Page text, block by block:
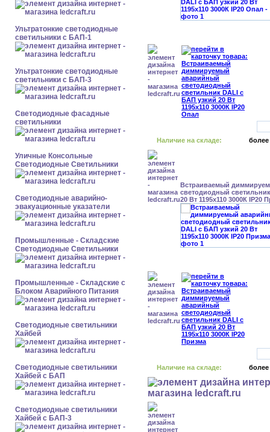
Ультратонкие светодиодные
светильники с БАП-1
Ультратонкие светодиодные
светильники с БАП-3
Светодиодные фасадные
светильники
Уличные Консольные
Светодиодные Светильники
Светодиодные аварийно-
эвакуационные указатели
Промышленные - Складские
Светодиодные Светильники
Промышленные - Складские с
Блоком Аварийного Питания
Светодиодные светильники
Хайбей
Светодиодные светильники
Хайбей с БАП
Светодиодные светильники
Хайбей с БАП-3
Наличие на складе: более
Встраиваемый
светодиодный
20 Вт 1195x110 3000К IP20
Наличие на складе: более